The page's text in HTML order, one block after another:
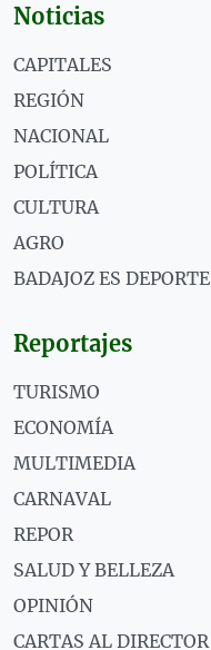
Noticias
CAPITALES
REGIÓN
NACIONAL
POLÍTICA
CULTURA
AGRO
BADAJOZ ES DEPORTE
Reportajes
TURISMO
ECONOMÍA
MULTIMEDIA
CARNAVAL
REPOR
SALUD Y BELLEZA
OPINIÓN
CARTAS AL DIRECTOR